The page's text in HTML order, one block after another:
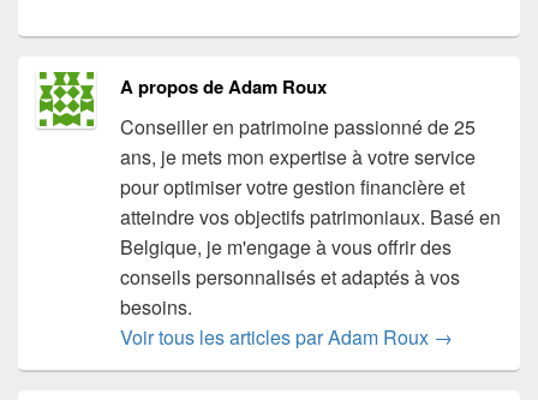
A propos de Adam Roux
Conseiller en patrimoine passionné de 25
ans, je mets mon expertise à votre service
pour optimiser votre gestion financière et
atteindre vos objectifs patrimoniaux. Basé en
Belgique, je m'engage à vous offrir des
conseils personnalisés et adaptés à vos
besoins.
Voir tous les articles par Adam Roux →